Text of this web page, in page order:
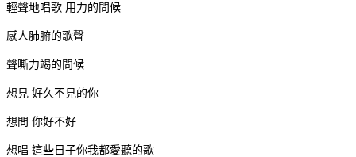
輕聲地唱歌 用力的問候
感人肺腑的歌聲
聲嘶力竭的問候
想見 好久不見的你
想問 你好不好
想唱 這些日子你我都愛聽的歌